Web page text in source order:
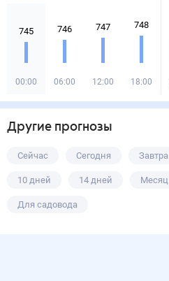
745
00:00
746
06:00
747
12:00
748
18:00
Другие прогнозы
Сейчас Сегодня Завтра
10 дней 14 дней Месяц
Для садовода